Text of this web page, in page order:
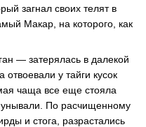
загнал своих телят в
Макар, на которого, как
— затерялась в далекой
у тайги кусок
чаща все еще стояла
По расчищенному
и стога, разрастались